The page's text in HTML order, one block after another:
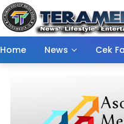
Home News Cek